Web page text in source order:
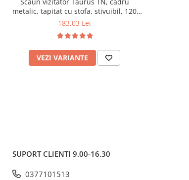
metalic, tapitat cu stofa, stivuibil, 120
kg, negru
183,03 Lei
VEZI VARIANTE
SUPORT CLIENTI 9.00-16.30
0377101513